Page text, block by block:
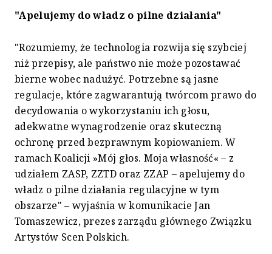
"Apelujemy do władz o pilne działania"
"Rozumiemy, że technologia rozwija się szybciej
niż przepisy, ale państwo nie może pozostawać
bierne wobec nadużyć. Potrzebne są jasne
regulacje, które zagwarantują twórcom prawo do
decydowania o wykorzystaniu ich głosu,
adekwatne wynagrodzenie oraz skuteczną
ochronę przed bezprawnym kopiowaniem. W
ramach Koalicji »Mój głos. Moja własność« – z
udziałem ZASP, ZZTD oraz ZZAP – apelujemy do
władz o pilne działania regulacyjne w tym
obszarze" – wyjaśnia w komunikacie Jan
Tomaszewicz, prezes zarządu głównego Związku
Artystów Scen Polskich.